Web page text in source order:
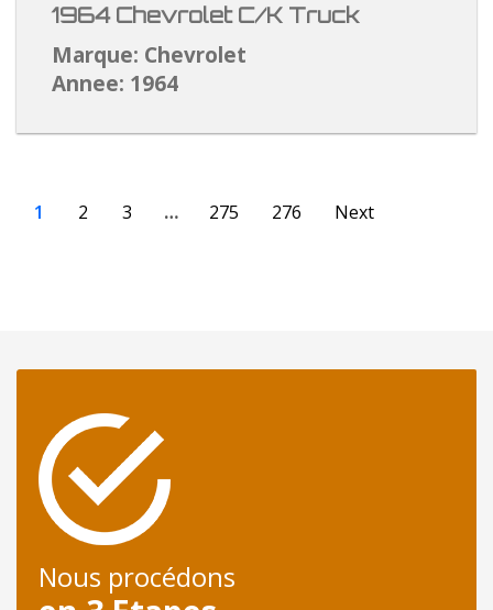
1964 Chevrolet C/K Truck
Marque: Chevrolet
Annee: 1964
1 2 3 … 275 276 Next
Nous procédons